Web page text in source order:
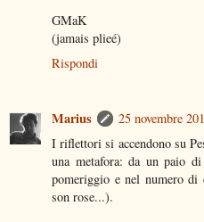
GMaK
(jamais plieé)
Rispondi
Marius
25 novembre
I riflettori si accendono su
una metafora: da un paio
pomeriggio e nel numero
son rose...).